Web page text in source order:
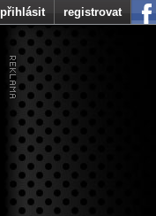
přihlásit registrovat